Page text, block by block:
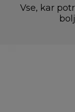
Vse, kar